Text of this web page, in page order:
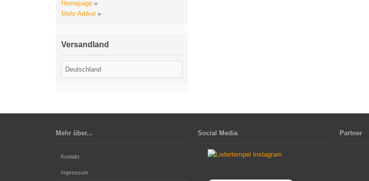
Homepage »
Mehr Artikel »
Versandland
Mehr über...
Kontakt
Impressum
Social Media Partner